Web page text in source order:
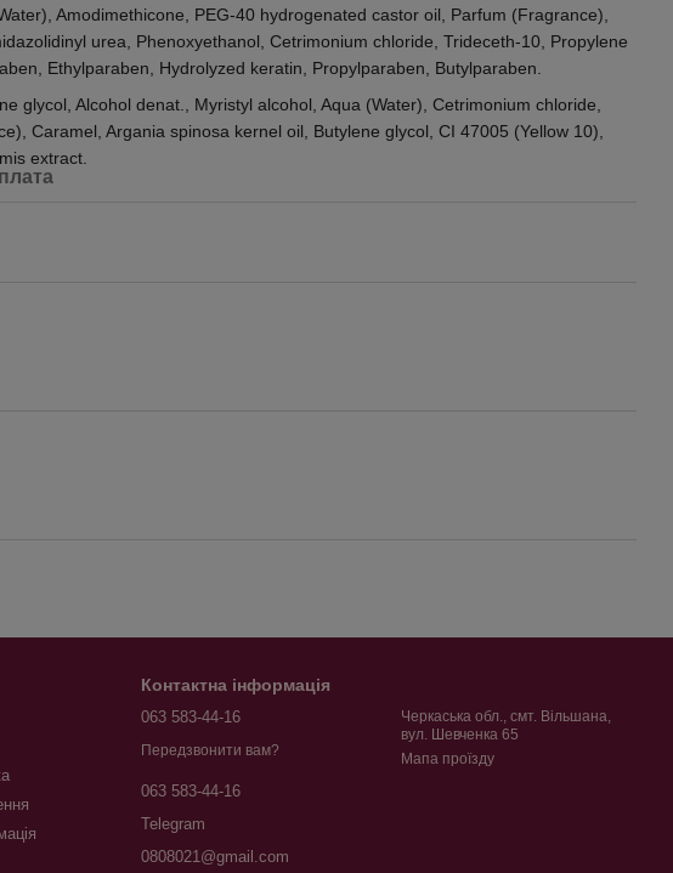
Amodimethicone, PEG-40 hydrogenated castor oil, Parfum (Fragrance),
urea, Phenoxyethanol, Cetrimonium chloride, Trideceth-10, Propylene
Ethylparaben, Hydrolyzed keratin, Propylparaben, Butylparaben.
glycol, Alcohol denat., Myristyl alcohol, Aqua (Water), Cetrimonium chloride,
Caramel, Argania spinosa kernel oil, Butylene glycol, CI 47005 (Yellow 10),
extract.
Контактна інформація
063 583-44-16
Передзвонити вам?
063 583-44-16
Telegram
0808021@gmail.com
Черкаська обл., смт. Вільшана,
вул. Шевченка 65
Мапа проїзду